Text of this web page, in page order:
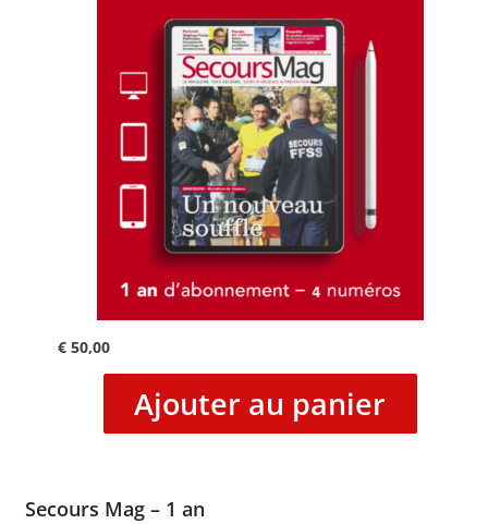
€50,00
Ajouter au panier
Secours Mag – 1 an